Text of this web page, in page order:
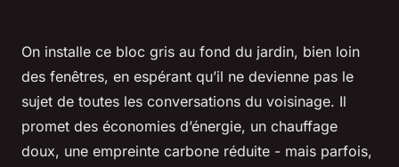
On installe ce bloc gris au fond du jardin, bien loin
des fenêtres, en espérant qu’il ne devienne pas le
sujet de toutes les conversations du voisinage. Il
promet des économies d’énergie, un chauffage
doux, une empreinte carbone réduite - mais parfois,